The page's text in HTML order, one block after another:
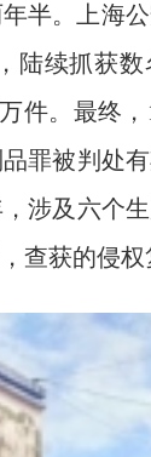
半。上海
陆续抓获
件。最终
罪被判处
涉及六个
查获的侵权